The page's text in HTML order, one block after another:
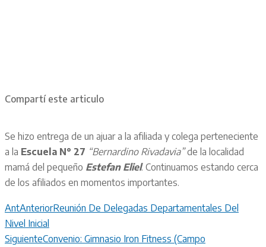
Compartí este articulo
Se hizo entrega de un ajuar a la afiliada y colega perteneciente
a la Escuela N° 27 “Bernardino Rivadavia”de la localidad
mamá del pequeño Estefan Eliel. Continuamos estando cerca
de los afiliados en momentos importantes.
AntAnteriorReunión De Delegadas Departamentales Del
Nivel Inicial
SiguienteConvenio: Gimnasio Iron Fitness (Campo